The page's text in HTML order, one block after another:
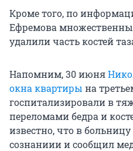
Кроме того, по
Ефремова
удалили часть костей
Напомним, 30 июня
окна квартиры на
госпитализировали в
переломами бедра и
известно, что в
сознаниии и сообщил